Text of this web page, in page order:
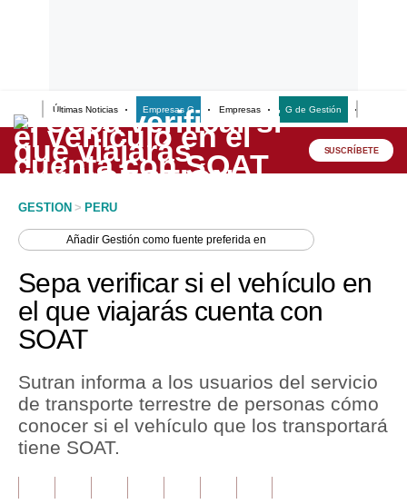
Últimas Noticias Empresas G Empresas G de Gestión
Lo último
Peru Quiosco
Economía
Mercados
Política
Tu Dinero
Finanzas Personales
SUSCRÍBETE
GESTION > PERU
AñadirGestión como fuente preferida en
Sepa verificar si el vehículo en
el que viajarás cuenta con
SOAT
Sutran informa a los usuarios del servicio
de transporte terrestre de personas cómo
conocer si el vehículo que los transportará
tiene SOAT.